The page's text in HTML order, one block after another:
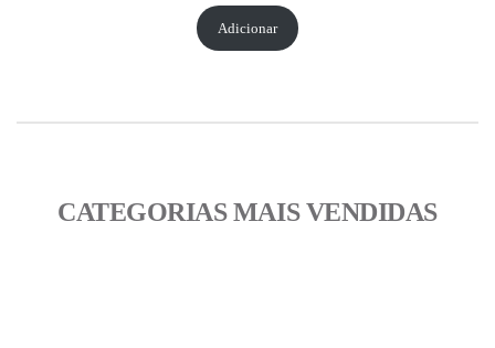
Adicionar
CATEGORIAS MAIS VENDIDAS